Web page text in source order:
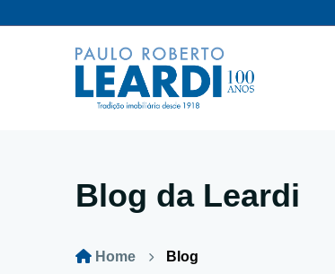
Blog da Leardi
Home Blog